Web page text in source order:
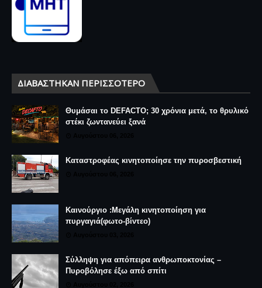
ΔΙΑΒΆΣΤΗΚΑΝ ΠΕΡΙΣΣΌΤΕΡΟ
Θυμάσαι το DEFACTO; 30 χρόνια μετά, το θρυλικό
στέκι ζωντανεύει ξανά
Καταστροφέας κινητοποίησε την πυροσβεστική
Καινούργιο :Μεγάλη κινητοποίηση για
πυργαγιά(φωτο-βίντεο)
Σύλληψη για απόπειρα ανθρωποκτονίας –
Πυροβόλησε έξω από σπίτι